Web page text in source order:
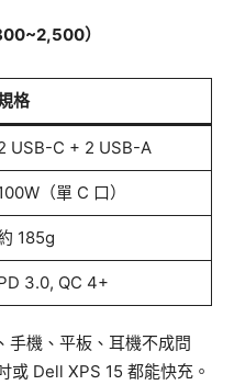
）
格
USB-C + 2 USB-A
（單 C 口）
185g
3.0, QC 4+
手機、平板、耳機不成問
Dell XPS 15 都能快充。